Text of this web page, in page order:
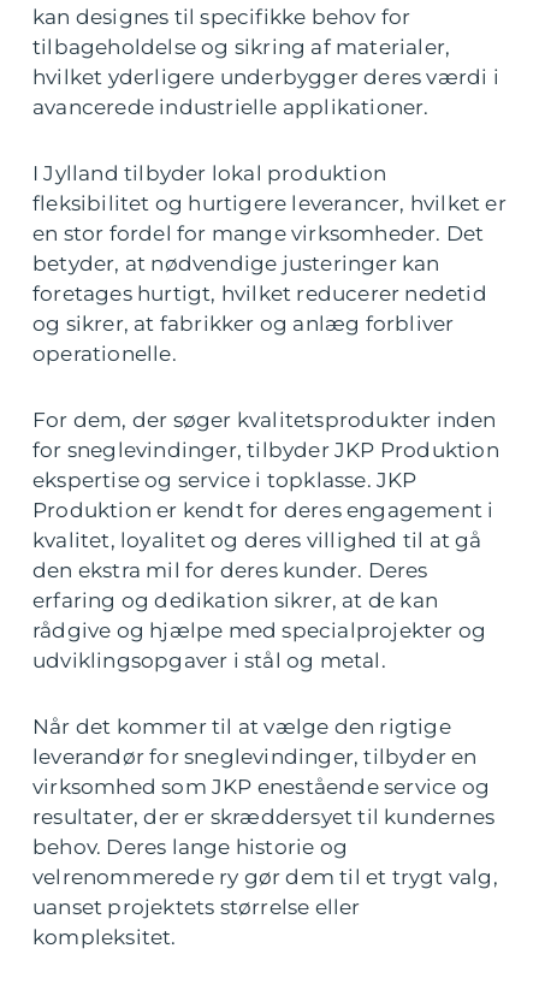
kan designes til specifikke behov for
tilbageholdelse og sikring af materialer,
hvilket yderligere underbygger deres værdi i
avancerede industrielle applikationer.
I Jylland tilbyder lokal produktion
fleksibilitet og hurtigere leverancer, hvilket er
en stor fordel for mange virksomheder. Det
betyder, at nødvendige justeringer kan
foretages hurtigt, hvilket reducerer nedetid
og sikrer, at fabrikker og anlæg forbliver
operationelle.
For dem, der søger kvalitetsprodukter inden
for sneglevindinger, tilbyder JKP Produktion
ekspertise og service i topklasse. JKP
Produktion er kendt for deres engagement i
kvalitet, loyalitet og deres villighed til at gå
den ekstra mil for deres kunder. Deres
erfaring og dedikation sikrer, at de kan
rådgive og hjælpe med specialprojekter og
udviklingsopgaver i stål og metal.
Når det kommer til at vælge den rigtige
leverandør for sneglevindinger, tilbyder en
virksomhed som JKP enestående service og
resultater, der er skræddersyet til kundernes
behov. Deres lange historie og
velrenommerede ry gør dem til et trygt valg,
uanset projektets størrelse eller
kompleksitet.